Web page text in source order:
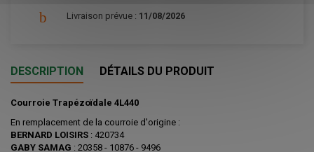
Livraison prévue : 11/08/2026
DESCRIPTION DÉTAILS DU PRODUIT
Courroie Trapézoïdale 4L440
En remplacement de la courroie d'origine :
BERNARD LOISIRS : 420734
GABY SAMAG : 20358 - 10876 - 9496